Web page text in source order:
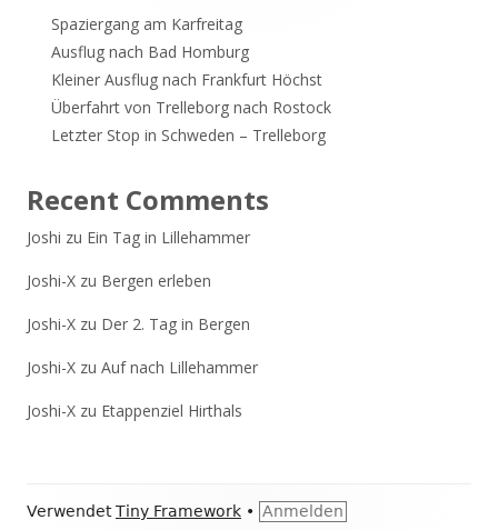
Spaziergang am Karfreitag
Ausflug nach Bad Homburg
Kleiner Ausflug nach Frankfurt Höchst
Überfahrt von Trelleborg nach Rostock
Letzter Stop in Schweden – Trelleborg
Recent Comments
Joshi zu Ein Tag in Lillehammer
Joshi-X zu Bergen erleben
Joshi-X zu Der 2. Tag in Bergen
Joshi-X zu Auf nach Lillehammer
Joshi-X zu Etappenziel Hirthals
Footer
VerwendetTiny Framework • Anmelden